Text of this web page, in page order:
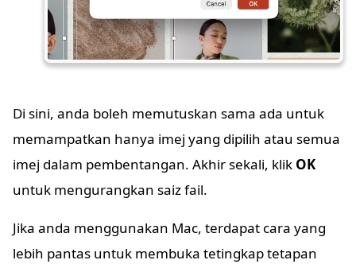
Di sini, anda boleh memutuskan sama ada untuk
memampatkan hanya imej yang dipilih atau semua
imej dalam pembentangan. Akhir sekali, klik OK
untuk mengurangkan saiz fail.
Jika anda menggunakan Mac, terdapat cara yang
lebih pantas untuk membuka tetingkap tetapan